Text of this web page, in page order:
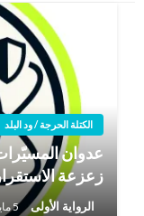
الكتلة الحرجة / ود البلد
عدوان
زعزعة
الرواية الأولى 5 مايو، 2026